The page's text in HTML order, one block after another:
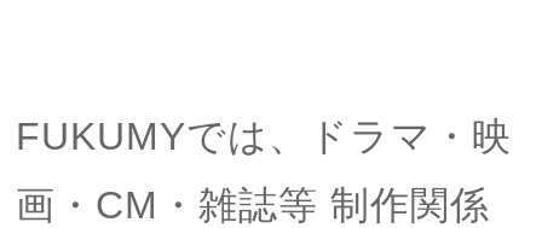
FUKUMYでは、ドラマ・映
画・CM・雑誌等 制作関係